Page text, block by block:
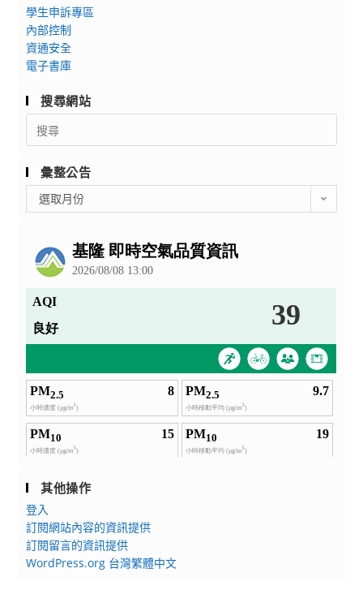
學生申訴專區
內部控制
資通安全
電子書庫
搜尋網站
Search
for:
彙整公告
整
選取月份
其他操作
登入
訂閱網站內容的資訊提供
訂閱留言的資訊提供
WordPress.org 台灣繁體中文